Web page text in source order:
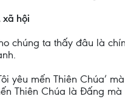
xã hội
chúng ta thấy đâu là
yêu mến Thiên
Thiên Chúa là Đấng mà